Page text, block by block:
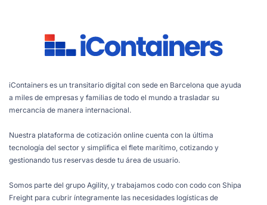
iContainers es un transitario digital con sede en Barcelona que ayuda
a miles de empresas y familias de todo el mundo a trasladar su
mercancía de manera internacional.
Nuestra plataforma de cotización online cuenta con la última
tecnología del sector y simplifica el flete marítimo, cotizando y
gestionando tus reservas desde tu área de usuario.
Somos parte del grupo Agility, y trabajamos codo con codo con Shipa
Freight para cubrir íntegramente las necesidades logísticas de